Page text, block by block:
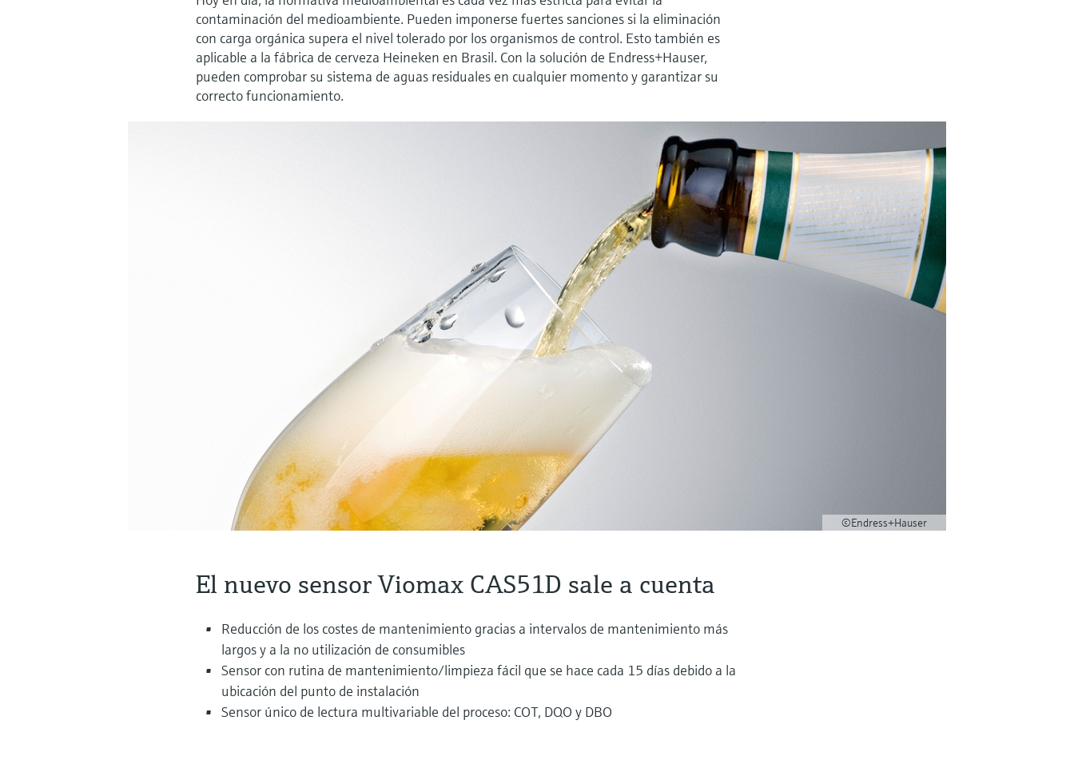
contaminación del medioambiente. Pueden imponerse fuertes sanciones si la eliminación
con carga orgánica supera el nivel tolerado por los organismos de control. Esto también es
aplicable a la fábrica de cerveza Heineken en Brasil. Con la solución de Endress+Hauser,
pueden comprobar su sistema de aguas residuales en cualquier momento y garantizar su
correcto funcionamiento.
©Endress+Hauser
El nuevo sensor Viomax CAS51D sale a cuenta
Reducción de los costes de mantenimiento gracias a intervalos de mantenimiento más
largos y a la no utilización de consumibles
Sensor con rutina de mantenimiento/limpieza fácil que se hace cada 15 días debido a la
ubicación del punto de instalación
Sensor único de lectura multivariable del proceso: COT, DQO y DBO